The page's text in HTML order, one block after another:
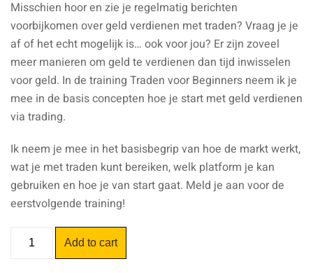
Misschien hoor en zie je regelmatig berichten
voorbijkomen over geld verdienen met traden? Vraag je je
af of het echt mogelijk is… ook voor jou? Er zijn zoveel
meer manieren om geld te verdienen dan tijd inwisselen
voor geld. In de training Traden voor Beginners neem ik je
mee in de basis concepten hoe je start met geld verdienen
via trading.
Ik neem je mee in het basisbegrip van hoe de markt werkt,
wat je met traden kunt bereiken, welk platform je kan
gebruiken en hoe je van start gaat. Meld je aan voor de
eerstvolgende training!
Trading
Add to cart